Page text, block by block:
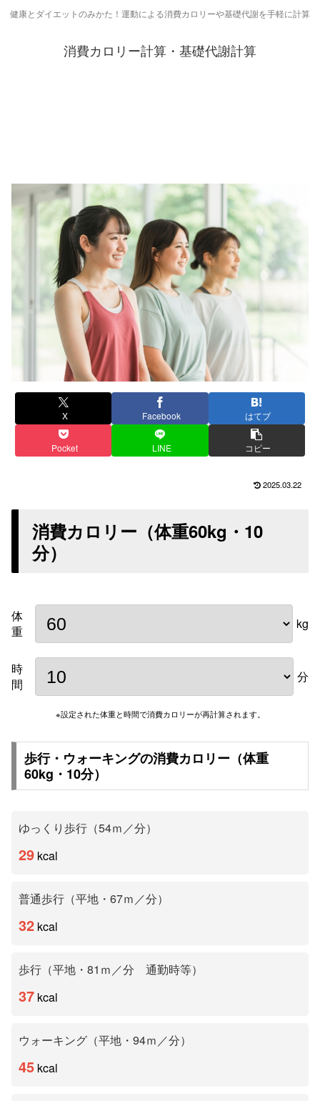
健康とダイエットのみかた！運動による消費カロリーや基礎代謝を手軽に計算
消費カロリー計算・基礎代謝計算
X Facebook はてブ
Pocket LINE コピー
2025.03.22
消費カロリー（体重60kg・ 10
分）
体
重
kg
時
間
分
※設定された体重と時間で消費カロリーが再計算されます。
歩行・ウォーキングの消費カロリー（体重
60kg・ 10分）
ゆっくり歩行（54ｍ／分）
29 kcal
普通歩行（平地・67ｍ／分）
32 kcal
歩行（平地・81ｍ／分 通勤時等）
37 kcal
ウォーキング（平地・94ｍ／分）
45 kcal